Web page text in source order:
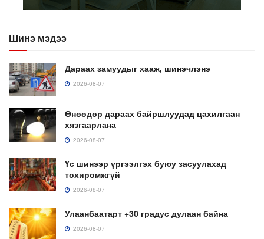
Шинэ мэдээ
Дараах замуудыг хааж, шинэчлэнэ
2026-08-07
Өнөөдөр дараах байршлуудад цахилгаан
хязгаарлана
2026-08-07
Үс шинээр үргээлгэх буюу засуулахад
тохиромжгүй
2026-08-07
Улаанбаатарт +30 градус дулаан байна
2026-08-07